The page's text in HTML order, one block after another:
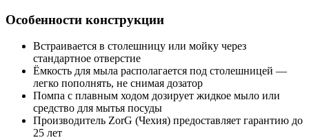
Особенности конструкции
Встраивается в столешницу или мойку через
стандартное отверстие
Ёмкость для мыла располагается под столешницей —
легко пополнять, не снимая дозатор
Помпа с плавным ходом дозирует жидкое мыло или
средство для мытья посуды
Производитель ZorG (Чехия) предоставляет гарантию до
25 лет